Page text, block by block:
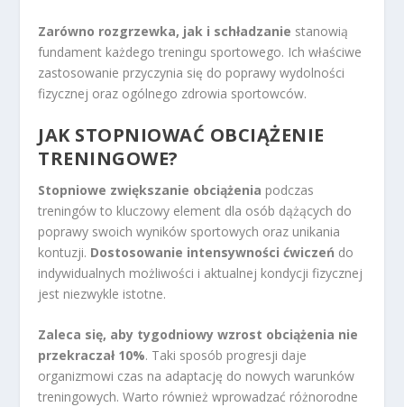
Zarówno rozgrzewka, jak i schładzanie stanowią
fundament każdego treningu sportowego. Ich właściwe
zastosowanie przyczynia się do poprawy wydolności
fizycznej oraz ogólnego zdrowia sportowców.
JAK STOPNIOWAĆ OBCIĄŻENIE
TRENINGOWE?
Stopniowe zwiększanie obciążenia podczas
treningów to kluczowy element dla osób dążących do
poprawy swoich wyników sportowych oraz unikania
kontuzji. Dostosowanie intensywności ćwiczeń do
indywidualnych możliwości i aktualnej kondycji fizycznej
jest niezwykle istotne.
Zaleca się, aby tygodniowy wzrost obciążenia nie
przekraczał 10%. Taki sposób progresji daje
organizmowi czas na adaptację do nowych warunków
treningowych. Warto również wprowadzać różnorodne